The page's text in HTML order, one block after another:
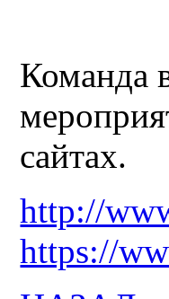
Команда
сайтах.
http://
https://